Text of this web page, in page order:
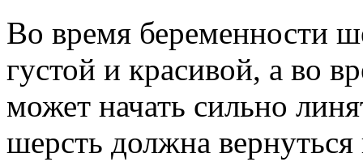
Во время беременности
густой и красивой, а во
может начать сильно
шерсть должна